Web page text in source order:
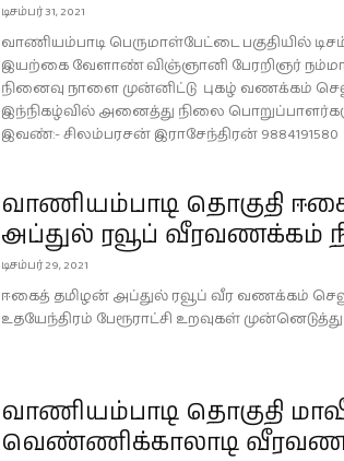
டிசம்பர் 31, 2021
வாணியம்பாடி பெருமாள்பேட்டை பகுதியில்
இயற்கை வேளாண் விஞ்ஞானி பேரறிஞர்
நினைவு நாளை முன்னிட்டு புகழ் வணக்கம்
இந்நிகழ்வில் அனைத்து நிலை
இவண்:- சிலம்பரசன் இராசேந்திரன் 9884191580
வாணியம்பாடி தொகுதி
அப்துல் ரவூப் வீரவணக்கம்
டிசம்பர் 29, 2021
ஈகைத் தமிழன் அப்துல் ரவூப் வீர வணக்கம்
உதயேந்திரம் பேரூராட்சி உறவுகள்
வாணியம்பாடி தொகுதி
வெண்ணிக்காலாடி